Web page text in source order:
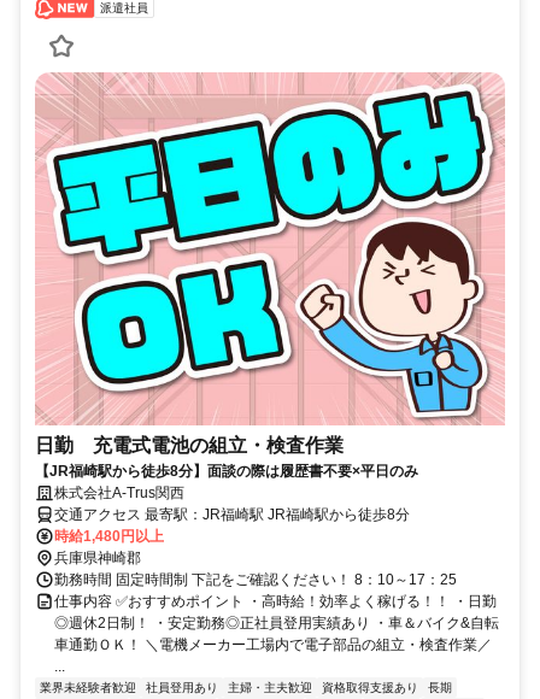
派遣社員
日勤 充電式電池の組立・検査作業
【JR福崎駅から徒歩8分】面談の際は履歴書不要×平日のみ
株式会社A-Trus関西
交通アクセス 最寄駅：JR福崎駅 JR福崎駅から徒歩8分
時給1,480円以上
兵庫県神崎郡
勤務時間 固定時間制 下記をご確認ください！ 8：10～17：25
仕事内容 ✅おすすめポイント ・高時給！効率よく稼げる！！ ・日勤
◎週休2日制！ ・安定勤務◎正社員登用実績あり ・車＆バイク&自転
車通勤ＯＫ！ ＼電機メーカー工場内で電子部品の組立・検査作業／
業界未経験者歓迎 社員登用あり 主婦・主夫歓迎 資格取得支援あり
長期